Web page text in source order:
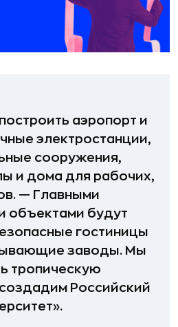
аэропорт и
электростанции,
сооружения,
и дома для рабочих,
— Главными
объектами будут
гостиницы
заводы. Мы
тропическую
Российский